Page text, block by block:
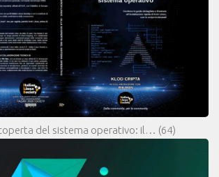
del sistema operativo: il… (64)